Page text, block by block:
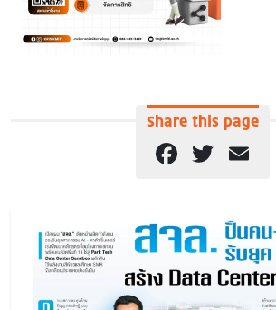
Share this page
Facebook
Twitter